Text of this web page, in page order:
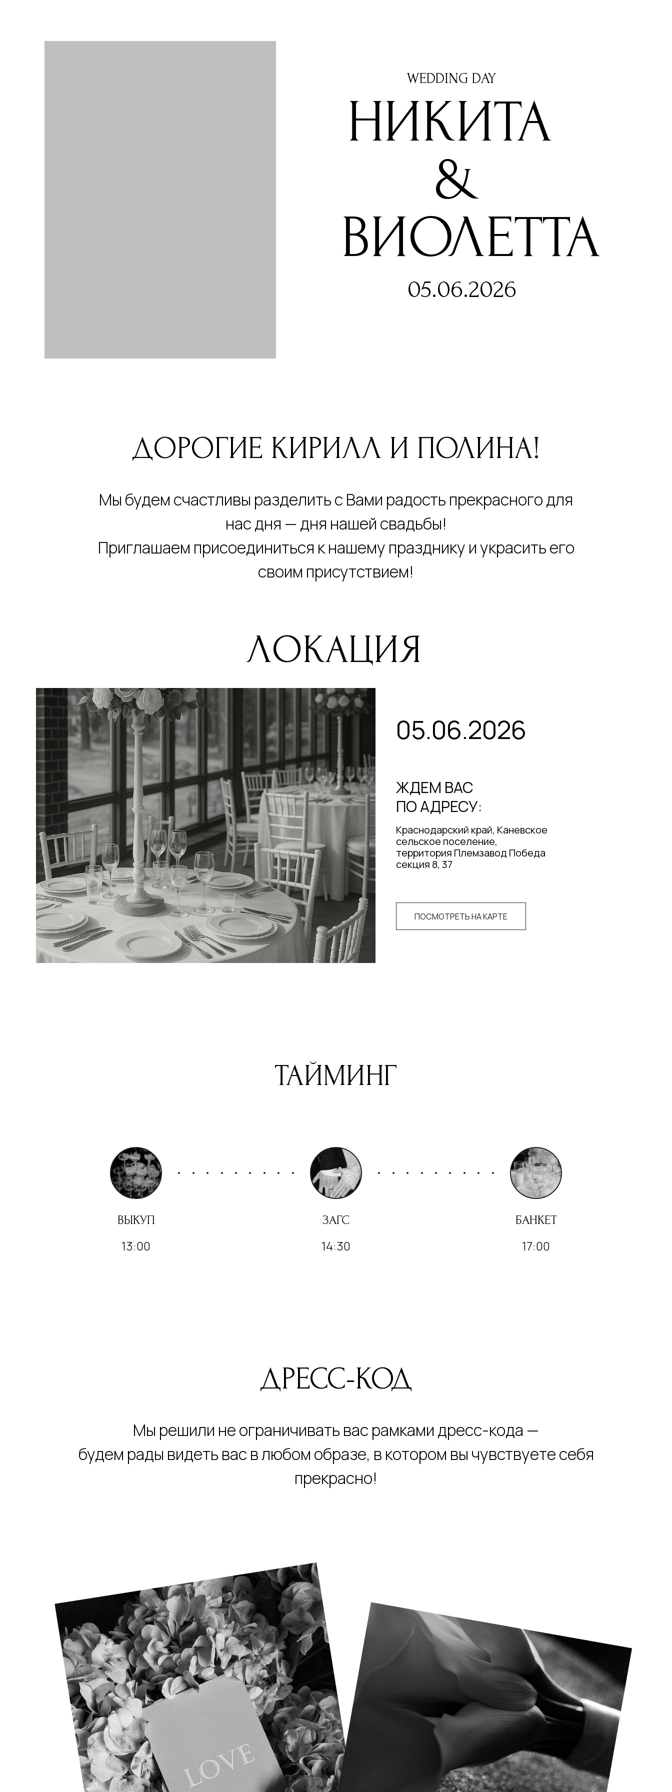
&
05.06.2026
ВИОЛЕТТА
WEDDING DAY
НИКИТА
ДОРОГИЕ КИРИЛЛ И ПОЛИНА!
Мы будем счастливы разделить с Вами радость прекрасного для
нас дня — дня нашей свадьбы!
Приглашаем присоединиться к нашему празднику и украсить его
своим присутствием!
ЛОКАЦИЯ
05.06.2026
Краснодарский край, Каневское
сельское поселение,
территория Племзавод Победа
секция 8, 37
ПО АДРЕСУ:
ЖДЕМ ВАС
ПОСМОТРЕТЬ НА КАРТЕ
ТАЙМИНГ
ВЫКУП
13:00
ЗАГС
14:30
БАНКЕТ
17:00
ДРЕСС-КОД
Мы решили не ограничивать вас рамками дресс-кода —
будем рады видеть вас в любом образе, в котором вы чувствуете себя
прекрасно!